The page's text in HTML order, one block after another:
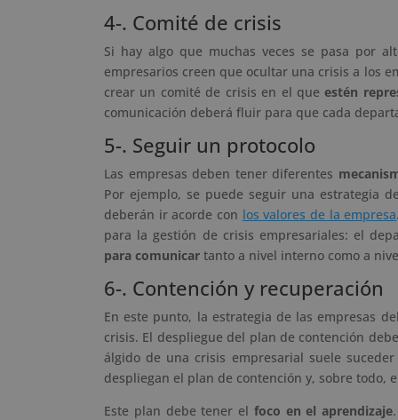
4-. Comité de crisis
Si hay algo que muchas veces se pasa por
empresarios creen que ocultar una crisis a los
crear un comité de crisis en el queestén
comunicación deberá fluir para que cada
5-. Seguir un protocolo
Las empresas deben tener diferentes
Por ejemplo, se puede seguir una estrategia
deberán ir acorde con los valores de la empresa
para la gestión de crisis empresariales: el
para comunicar tanto a nivel interno como a
6-. Contención y recuperación
En este punto, la estrategia de las empresas
crisis. El despliegue del plan de contención
álgido de una crisis empresarial suele
despliegan el plan de contención y, sobre todo,
Este plan debe tener el foco en el aprendizaje